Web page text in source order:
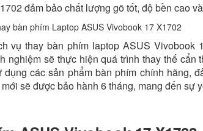
đảm bảo chất lượng gõ tốt, độ bền cao
vụ thay bàn phím laptop ASUS Vivobook
nghiệm sẽ thực hiện quá trình thay thế cẩn
các sản phẩm bàn phím chính hãng,
sẽ được bảo hành 6 tháng, mang đến sự